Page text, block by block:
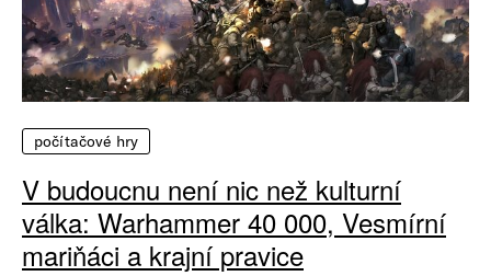
počítačové hry
V budoucnu není nic než kulturní
válka: Warhammer 40 000, Vesmírní
mariňáci a krajní pravice